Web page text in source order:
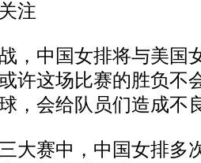
注
中国女排将与美国
许这场比赛的胜负不
，会给队员们造成不
赛中，中国女排多